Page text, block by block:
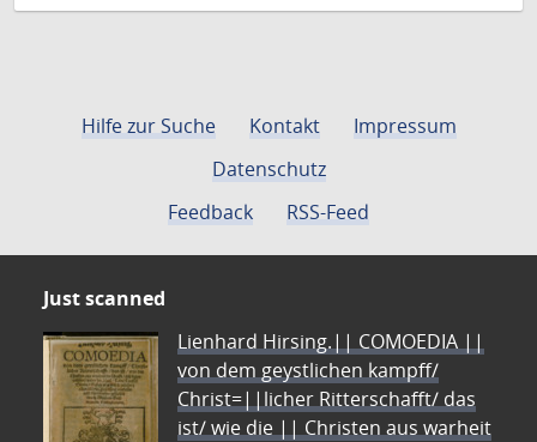
Hilfe zur Suche Kontakt
Impressum
Datenschutz
Feedback
RSS-Feed
Just scanned
Lienhard Hirsing.|| COMOEDIA ||
von dem geystlichen kampff/
Christ=||licher Ritterschafft/ das
ist/ wie die || Christen aus warheit